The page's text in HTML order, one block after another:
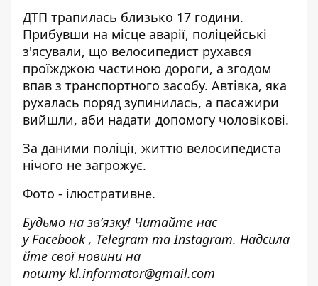
ДТП трапилась близько 17 години.
Прибувши на місце аварії, поліцейські
з'ясували, що велосипедист рухався
проїжджою частиною дороги, а згодом
впав з транспортного засобу. Автівка, яка
рухалась поряд зупинилась, а пасажири
вийшли, аби надати допомогу чоловікові.
За даними поліції, життю велосипедиста
нічого не загрожує.
Фото - ілюстративне.
Будьмо на зв’язку! Читайте нас
уFacebook, Telegram таInstagram. Надсила
йте свої новини на
поштуkl.informator@gmail.com